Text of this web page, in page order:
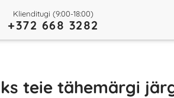
Klienditugi (9:00-18:00)
+372 668 3282
teie tähemärgi